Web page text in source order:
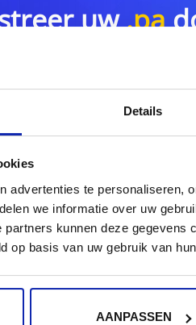
Details
advertenties te personaliseren,
we informatie over uw
kunnen deze gegevens
op basis van uw gebruik van
AANPASSEN
uw.pa